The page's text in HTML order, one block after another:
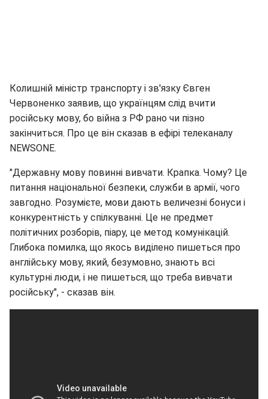
Колишній міністр транспорту і зв'язку Євген
Червоненко заявив, що українцям слід вчити
російську мову, бо війна з РФ рано чи пізно
закінчиться. Про це він сказав в ефірі телеканалу
NEWSONE.
"Державну мову повинні вивчати. Крапка. Чому? Це
питання національної безпеки, служби в армії, чого
завгодно. Розумієте, мови дають величезні бонуси і
конкурентність у спілкуванні. Це не предмет
політичних розборів, піару, це метод комунікацій.
Глибока помилка, що якось виділено пишеться про
англійську мову, який, безумовно, знають всі
культурні люди, і не пишеться, що треба вивчати
російську", - сказав він.